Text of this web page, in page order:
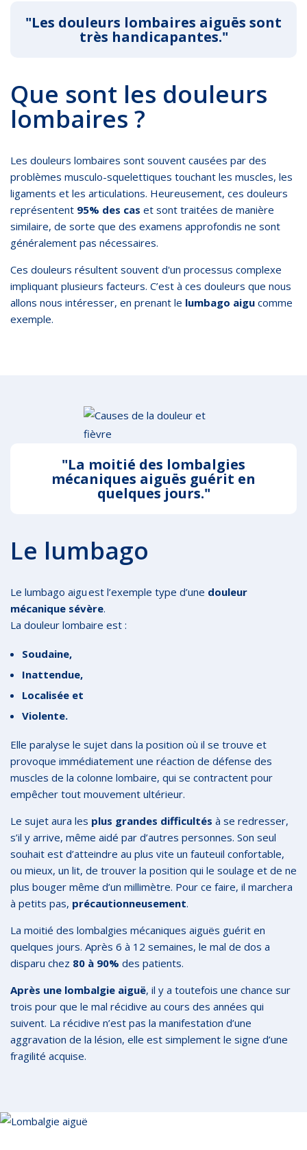
"Les douleurs lombaires aiguës sont
très handicapantes."
Que sont les douleurs
lombaires ?
Les douleurs lombaires sont souvent causées par des
problèmes musculo-squelettiques touchant les muscles, les
ligaments et les articulations. Heureusement, ces douleurs
représentent 95% des cas et sont traitées de manière
similaire, de sorte que des examens approfondis ne sont
généralement pas nécessaires.
Ces douleurs résultent souvent d'un processus complexe
impliquant plusieurs facteurs. C’est à ces douleurs que nous
allons nous intéresser, en prenant le lumbago aigu comme
exemple.
"La moitié des lombalgies
mécaniques aiguës guérit en
quelques jours."
Le lumbago
Le lumbago aigu est l’exemple type d’une douleur
mécanique sévère.
La douleur lombaire est :
Soudaine,
Inattendue,
Localisée et
Violente.
Elle paralyse le sujet dans la position où il se trouve et
provoque immédiatement une réaction de défense des
muscles de la colonne lombaire, qui se contractent pour
empêcher tout mouvement ultérieur.
Le sujet aura les plus grandes difficultés à se redresser,
s’il y arrive, même aidé par d’autres personnes. Son seul
souhait est d’atteindre au plus vite un fauteuil confortable,
ou mieux, un lit, de trouver la position qui le soulage et de ne
plus bouger même d’un millimètre. Pour ce faire, il marchera
à petits pas, précautionneusement.
La moitié des lombalgies mécaniques aiguës guérit en
quelques jours. Après 6 à 12 semaines, le mal de dos a
disparu chez 80 à 90% des patients.
Après une lombalgie aiguë, il y a toutefois une chance sur
trois pour que le mal récidive au cours des années qui
suivent. La récidive n’est pas la manifestation d’une
aggravation de la lésion, elle est simplement le signe d’une
fragilité acquise.